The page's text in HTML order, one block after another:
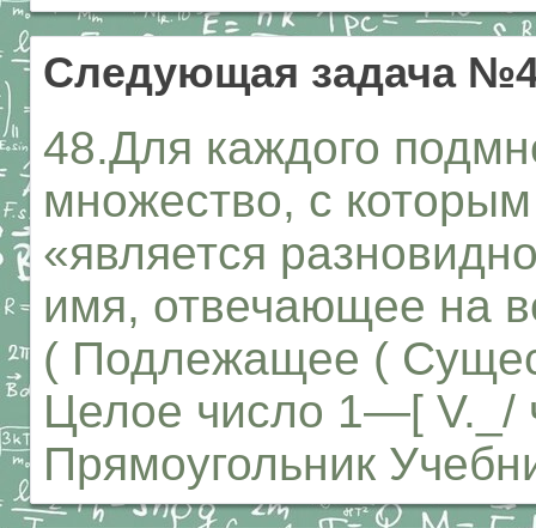
Следующая задача
48.Для каждого
множество, с
«является
имя, отвечающее на
( Подлежащее (
Целое число 1—[ V._/
Прямоугольник